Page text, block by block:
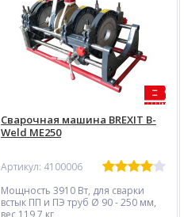
Сварочная машина BREXIT B-
Weld ME250
Артикул: 4100006
Мощность 3910 Вт, для сварки
встык ПП и ПЭ труб Ø 90 - 250 мм,
вес 119,7 кг